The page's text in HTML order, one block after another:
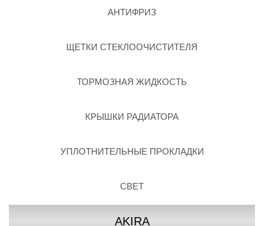
АНТИФРИЗ
ЩЕТКИ СТЕКЛООЧИСТИТЕЛЯ
ТОРМОЗНАЯ ЖИДКОСТЬ
КРЫШКИ РАДИАТОРА
УПЛОТНИТЕЛЬНЫЕ ПРОКЛАДКИ
СВЕТ
AKIRA